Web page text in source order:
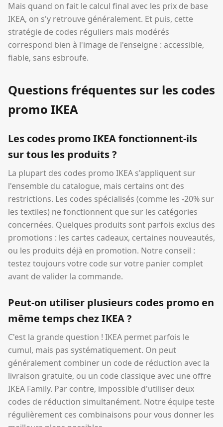
Mais quand on fait le calcul final avec les prix de base
IKEA, on s'y retrouve généralement. Et puis, cette
stratégie de codes réguliers mais modérés
correspond bien à l'image de l'enseigne : accessible,
fiable, sans esbroufe.
Questions fréquentes sur les codes
promo IKEA
Les codes promo IKEA fonctionnent-ils
sur tous les produits ?
La plupart des codes promo IKEA s'appliquent sur
l'ensemble du catalogue, mais certains ont des
restrictions. Les codes spécialisés (comme les -20% sur
les textiles) ne fonctionnent que sur les catégories
concernées. Quelques produits sont parfois exclus des
promotions : les cartes cadeaux, certaines nouveautés,
ou les produits déjà en promotion. Notre conseil :
testez toujours votre code sur votre panier complet
avant de valider la commande.
Peut-on utiliser plusieurs codes promo en
même temps chez IKEA ?
C'est la grande question ! IKEA permet parfois le
cumul, mais pas systématiquement. On peut
généralement combiner un code de réduction avec la
livraison gratuite, ou un code classique avec une offre
IKEA Family. Par contre, impossible d'utiliser deux
codes de réduction simultanément. Notre équipe teste
régulièrement ces combinaisons pour vous donner les